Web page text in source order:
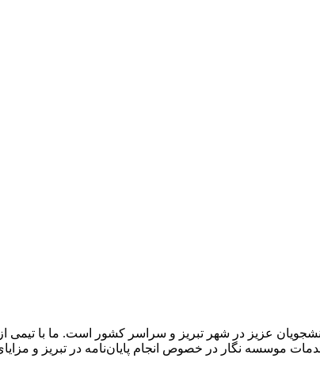
عزیز در شهر تبریز و سراسر کشور است. ما با
موسسه نگار در خصوص انجام پایان‌نامه در تبریز و مزایای